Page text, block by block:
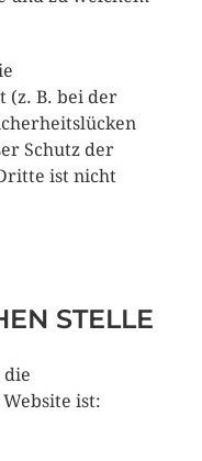
(z. B. bei der
Schutz der
ist nicht
STELLE
ist: